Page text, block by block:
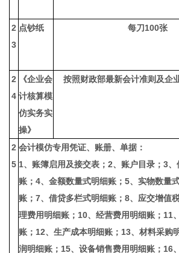
2
3
点钞纸 每刀100张
2
4
《企业会
计核算模
仿实务实
操》
按照财政部最新会计准则及企
2
5
会计模仿专用凭证、账册、单据：
1、账簿启用及接交表；2、账户目录；3
账；4、金额数量式明细账；5、实物数量
账；7、借贷多栏式明细账；8、应交增值
理费用明细账；10、经营费用明细账；11
账；12、生产成本明细账；13、材料采购
润明细账；15、设备销售费用明细账；16